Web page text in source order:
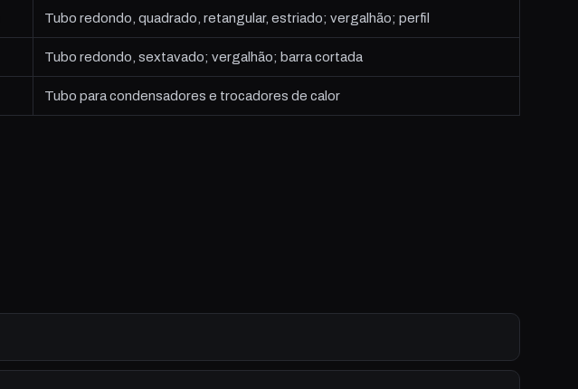
Tubo redondo, quadrado, retangular, estriado; vergalhão; perfil
Tubo redondo, sextavado; vergalhão; barra cortada
Tubo para condensadores e trocadores de calor